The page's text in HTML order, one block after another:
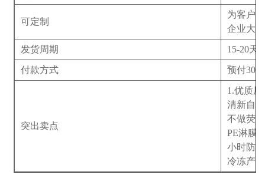
可定制
为客户
企业大气
发货周期 15-20天
付款方式 预付
突出卖点
1.优质
清新自
不做荧
PE淋膜
小时防
冷冻产